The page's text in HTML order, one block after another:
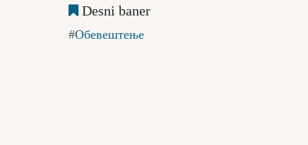
Desni baner
Обевештење